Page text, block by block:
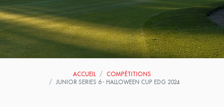
ACCUEIL
COMPÉTITIONS
JUNIOR SERIES 6 - HALLOWEEN CUP EDG 2024